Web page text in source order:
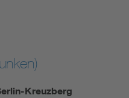
Kreuzberg